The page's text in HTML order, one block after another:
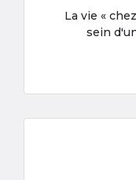
La vie «
sein